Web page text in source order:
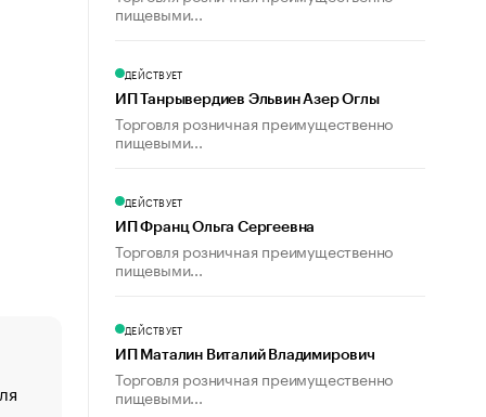
«От спорта тело стареет иначе». Как живет глава
пищевыми...
ДЕЙСТВУЕТ
ИП Танрывердиев Эльвин Азер Оглы
Торговля розничная преимущественно
пищевыми...
ДЕЙСТВУЕТ
ИП Франц Ольга Сергеевна
Торговля розничная преимущественно
пищевыми...
ДЕЙСТВУЕТ
ИП Маталин Виталий Владимирович
Торговля розничная преимущественно
пищевыми...